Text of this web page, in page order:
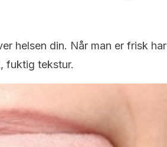
helsen din. Når man er frisk har
fuktig tekstur.